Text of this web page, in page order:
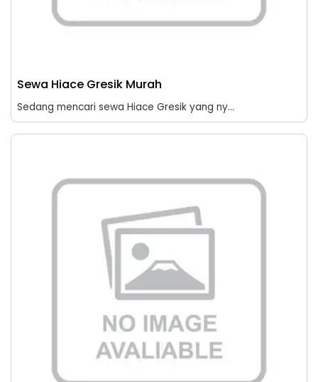
Sewa Hiace Gresik Murah
Sedang mencari sewa Hiace Gresik yang ny...